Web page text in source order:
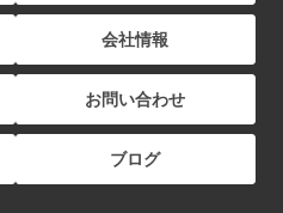
会社情報
お問い合わせ
ブログ